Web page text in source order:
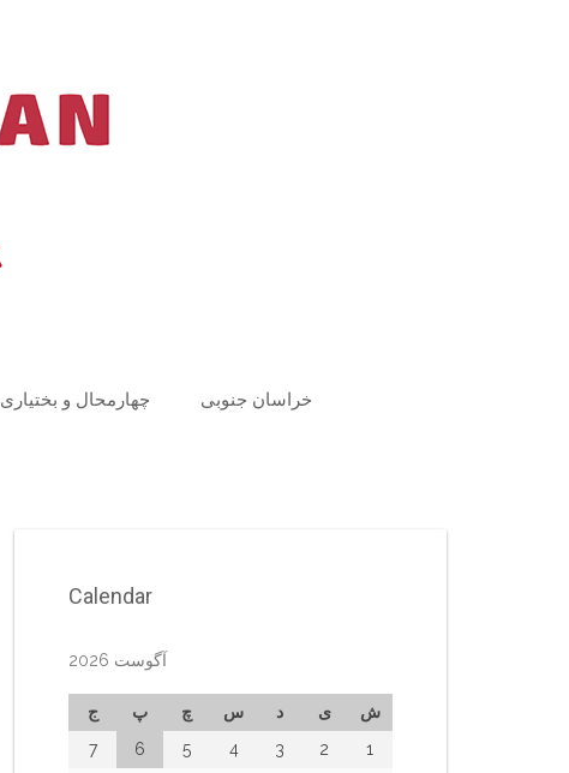
چهارمحال و بختیاری خراسان جنوبی
Calendar
آگوست 2026
ش ی د س چ پ
ج
1
2
3
4
5
6
7